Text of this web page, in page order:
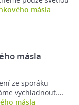
másla
másla
ze sporáku
vychladnout.…
másla